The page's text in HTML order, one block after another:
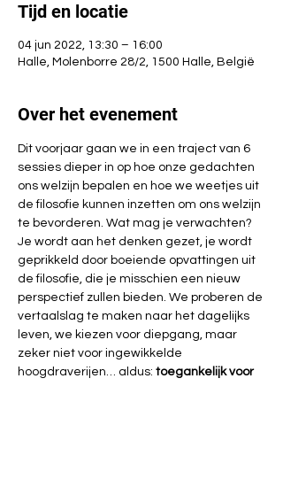
Tijd en locatie
04 jun 2022, 13:30 – 16:00
Halle, Molenborre 28/2, 1500 Halle, België
Over het evenement
Dit voorjaar gaan we in een traject van 6
sessies dieper in op hoe onze gedachten
ons welzijn bepalen en hoe we weetjes uit
de filosofie kunnen inzetten om ons welzijn
te bevorderen. Wat mag je verwachten?
Je wordt aan het denken gezet, je wordt
geprikkeld door boeiende opvattingen uit
de filosofie, die je misschien een nieuw
perspectief zullen bieden. We proberen de
vertaalslag te maken naar het dagelijks
leven, we kiezen voor diepgang, maar
zeker niet voor ingewikkelde
hoogdraverijen… aldus: toegankelijk voor